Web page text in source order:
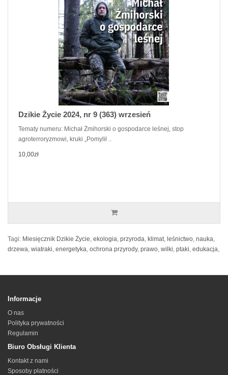
Dzikie Życie 2024, nr 9 (363) wrzesień
Tematy numeru: Michał Żmihorski o gospodarce leśnej, stop
agroterroryzmowi, kruki „Pomylił ..
10,00zł
Tagi: Miesięcznik Dzikie Życie, ekologia, przyroda, klimat, leśnictwo, nauka,
drzewa, wiatraki, energetyka, ochrona przyrody, prawo, wilki, ptaki, edukacja,
Informacje
O nas
Polityka prywatności
Regulamin
Biuro Obsługi Klienta
Kontakt z nami
Sposoby płatności